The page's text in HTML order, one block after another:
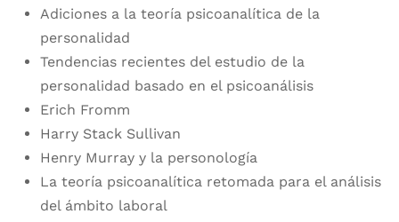
Adiciones a la teoría psicoanalítica de la
personalidad
Tendencias recientes del estudio de la
personalidad basado en el psicoanálisis
Erich Fromm
Harry Stack Sullivan
Henry Murray y la personología
La teoría psicoanalítica retomada para el análisis
del ámbito laboral